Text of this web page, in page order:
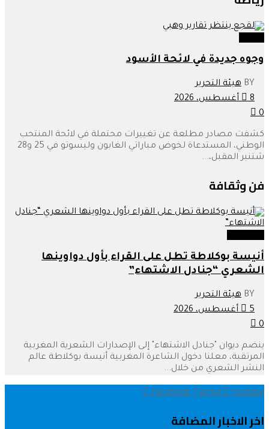
وجوه جديدة في لائحة الأسود
BY هيئة التحرير
8 أغسطس، 2026
0
كشفت مصادر مطلعة عن تغييرات محتملة في لائحة المنتحب
الوطني، المستدعاة لخوض مباراتي الغابون وليسوتو في 25 و28
شتنبر المقبل،...
فن وثقافة
أنيسة بوكلاطة تطل على القراء بأول دواوينها
الشعري “جنادل الاشتهاء”
BY هيئة التحرير
5 أغسطس، 2026
0
ينضم ديوان "جنادل الاشتهاء" إلى الإصدارات الشعرية المغربية
المرتقبة، معلنا دخول الشاعرة المغربية أنيسة بوكلاطة عالم
النشر الشعري من خلال...
Facebook Twitter Youtube
اخر الاخبار المضافة